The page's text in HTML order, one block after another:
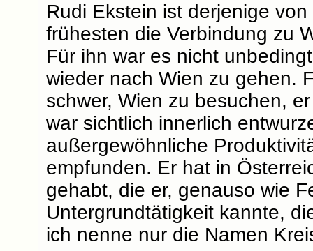
Rudi Ekstein ist derjenige
frühesten die Verbindung zu
Für ihn war es nicht
wieder nach Wien zu gehen.
schwer, Wien zu besuchen,
war sichtlich innerlich
außergewöhnliche
empfunden. Er hat in
gehabt, die er, genauso wie
Untergrundtätigkeit kannte,
ich nenne nur die Namen